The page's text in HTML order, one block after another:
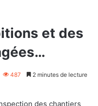
et des
487 2 minutes de lecture
des chantiers